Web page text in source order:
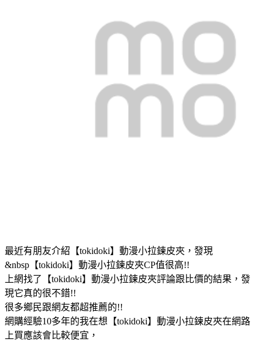
最近有朋友介紹【tokidoki】動漫小拉鍊皮夾，發現
&nbsp【tokidoki】動漫小拉鍊皮夾CP值很高!!
上網找了【tokidoki】動漫小拉鍊皮夾評論跟比價的結果，發
現它真的很不錯!!
很多鄉民跟網友都超推薦的!!
網購經驗10多年的我在想【tokidoki】動漫小拉鍊皮夾在網路
上買應該會比較便宜，